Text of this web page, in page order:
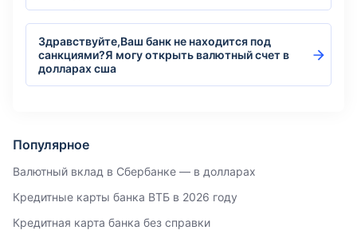
Здравствуйте,Ваш банк не находится под
санкциями?Я могу открыть валютный счет в
долларах сша
Популярное
Валютный вклад в Сбербанке — в долларах
Кредитные карты банка ВТБ в 2026 году
Кредитная карта банка без справки